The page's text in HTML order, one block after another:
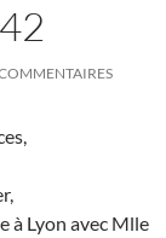
à Lyon avec Mlle